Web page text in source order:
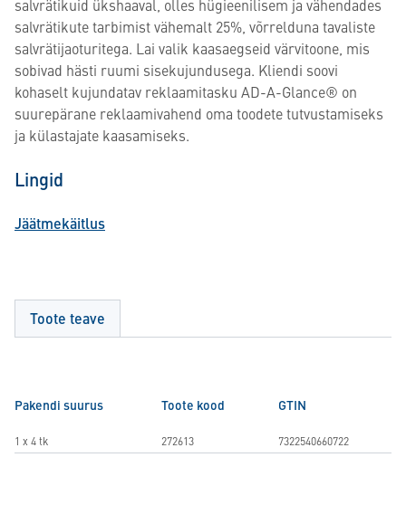
salvrätikuid ükshaaval, olles hügieenilisem ja vähendades
salvrätikute tarbimist vähemalt 25%, võrrelduna tavaliste
salvrätijaoturitega. Lai valik kaasaegseid värvitoone, mis
sobivad hästi ruumi sisekujundusega. Kliendi soovi
kohaselt kujundatav reklaamitasku AD-A-Glance® on
suurepärane reklaamivahend oma toodete tutvustamiseks
ja külastajate kaasamiseks.
Lingid
Jäätmekäitlus
Toote teave
Pakendi suurus Toote kood GTIN
1 x 4 tk 272613 7322540660722